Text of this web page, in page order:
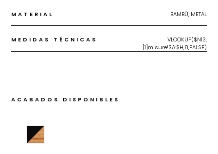
MATERIAL BAMBÙ, METAL
MEDIDAS TÉCNICAS
VLOOKUP($N13,
[1]misure!$A:$H,8,FALSE)
ACABADOS DISPONIBLES